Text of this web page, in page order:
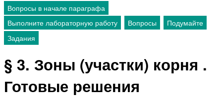
Вопросы в начале параграфа
Выполните лабораторную работу
Вопросы
Подумайте
Задания
§ 3. Зоны (участки) корня .
Готовые решения